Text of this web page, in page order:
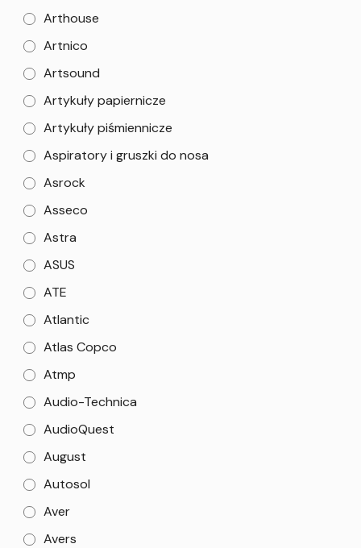
Arthouse
Artnico
Artsound
Artykuły papiernicze
Artykuły piśmiennicze
Aspiratory i gruszki do nosa
Asrock
Asseco
Astra
ASUS
ATE
Atlantic
Atlas Copco
Atmp
Audio-Technica
AudioQuest
August
Autosol
Aver
Avers